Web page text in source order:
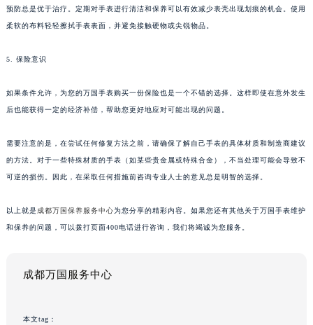
预防总是优于治疗。定期对手表进行清洁和保养可以有效减少表壳出现划痕的机会。使用
柔软的布料轻轻擦拭手表表面，并避免接触硬物或尖锐物品。
5. 保险意识
如果条件允许，为您的万国手表购买一份保险也是一个不错的选择。这样即使在意外发生
后也能获得一定的经济补偿，帮助您更好地应对可能出现的问题。
需要注意的是，在尝试任何修复方法之前，请确保了解自己手表的具体材质和制造商建议
的方法。对于一些特殊材质的手表（如某些贵金属或特殊合金），不当处理可能会导致不
可逆的损伤。因此，在采取任何措施前咨询专业人士的意见总是明智的选择。
以上就是 成都万国保养服务中心为您分享的精彩内容。如果您还有其他关于万国手表维护
和保养的问题，可以拨打页面400电话进行咨询，我们将竭诚为您服务。
成都万国服务中心
本文tag：